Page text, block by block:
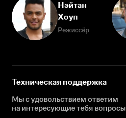
Нэйтан
Хоуп
Режиссёр
Техническая поддержка
Мы с удовольствием ответим
на интересующиетебя вопросы